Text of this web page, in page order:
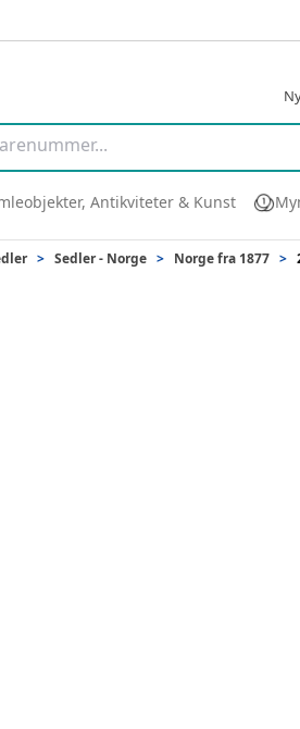
Antikviteter & Kunst
> Sedler - Norge > Norge fra 1877 >